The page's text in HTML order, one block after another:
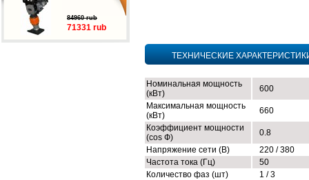
84960 rub
71331 rub
ТЕХНИЧЕСКИЕ
Номинальная мощность
(кВт)
600
Максимальная мощность
(кВт)
660
Коэффициент мощности
(cos Ф)
0.8
Напряжение сети (В)
220 / 380
Частота тока (Гц)
50
Количество фаз (шт)
1 / 3